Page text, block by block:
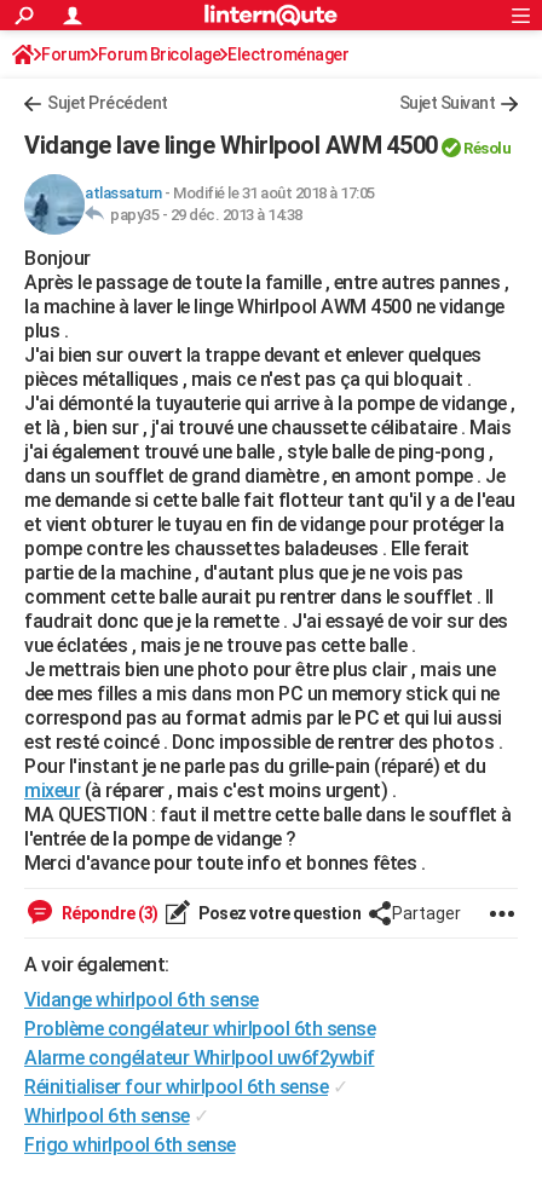
ACTUALITÉS
Politique
Société
Faits Divers
Education
Monde
Villes
+
FINANCE
Retraite
Impôts
Epargne
Immobilier
Risques naturels par ville
Banque
Assurance
Crédit
AUTO
Essais
Réserver un essai
Citadines
Berlines
SUV
Forum auto
+HIGH-TECH
Mobiles
Meilleur smartphone
Internet
Ordinateurs
Jeux vidéo
Guide high-tech
+BRICOLAGE
Forum
Aménagement intérieur
Extérieur
Cuisine
Salle de bains
Jardinage
Rangement
WEEK-END
Guides de France
Escapades
Patrimoine
Expositions
Musées
Week-end nature
LIFESTYLE
Art de vivre
Bien-être
Loisirs
Mode
Modes de vie
SANTE
Alimentation
Guide de la santé
Maladies
Médicaments
Sommeil
VOYAGE
Destinations
City break
Voyage nature
Voyage de noces
Forum
Climat
+PHOTO
GUIDES D'ACHAT
BONS PLANS
CARTE DE VOEUX
Carte de Noël
Carte Bonne année
Carte Saint-Valentin
Carte Pâques
Carte d'anniversaire
DICTIONNAIRE
Dictionnaire
Biographies
Citations
Expressions
Proverbes
PROGRAMME TV
COPAINS D'AVANT
S'inscrire
Se connecter
Lycées
Collèges
Primaires
Universités
Entreprises
Service militaire
Avis de recherche
AVIS DE DÉCÈS
FORUM
Bricolage
Lifestyle
Culture
Sport
Auto
Television
Voyage
Cinema
S'inscrire
Connexion
Forum Forum Bricolage Electroménager
Sujet Précédent Sujet Suivant
Vidange lave linge Whirlpool AWM 4500 Résolu
atlassaturn- Modifié le 31 août 2018 à 17:05
papy35 - 29 déc. 2013 à 14:38
Bonjour
Après le passage de toute la famille , entre autres pannes ,
la machine à laver le linge Whirlpool AWM 4500 ne vidange
plus .
J'ai bien sur ouvert la trappe devant et enlever quelques
pièces métalliques , mais ce n'est pas ça qui bloquait .
J'ai démonté la tuyauterie qui arrive à la pompe de vidange ,
et là , bien sur , j'ai trouvé une chaussette célibataire . Mais
j'ai également trouvé une balle , style balle de ping-pong ,
dans un soufflet de grand diamètre , en amont pompe . Je
me demande si cette balle fait flotteur tant qu'il y a de l'eau
et vient obturer le tuyau en fin de vidange pour protéger la
pompe contre les chaussettes baladeuses . Elle ferait
partie de la machine , d'autant plus que je ne vois pas
comment cette balle aurait pu rentrer dans le soufflet . Il
faudrait donc que je la remette . J'ai essayé de voir sur des
vue éclatées , mais je ne trouve pas cette balle .
Je mettrais bien une photo pour être plus clair , mais une
dee mes filles a mis dans mon PC un memory stick qui ne
correspond pas au format admis par le PC et qui lui aussi
est resté coincé . Donc impossible de rentrer des photos .
Pour l'instant je ne parle pas du grille-pain (réparé) et du
mixeur(à réparer , mais c'est moins urgent) .
MA QUESTION : faut il mettre cette balle dans le soufflet à
l'entrée de la pompe de vidange ?
Merci d'avance pour toute info et bonnes fêtes .
Répondre (3) Posez votre question Partager
A voir également:
Vidange whirlpool 6th sense
Problème congélateur whirlpool 6th sense
Alarme congélateur Whirlpool uw6f2ywbif
Réinitialiser four whirlpool 6th sense ✓
Whirlpool 6th sense ✓
Frigo whirlpool 6th sense